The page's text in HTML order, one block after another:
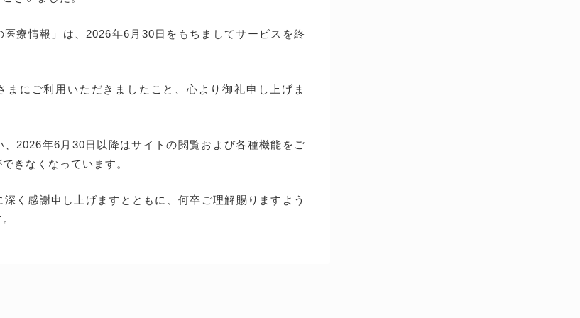
医療情報」は、2026年6月30日をもちましてサービスを終
まにご利用いただきましたこと、心より御礼申し上げま
、2026年6月30日以降はサイトの閲覧および各種機能をご
きなくなっています。
深く感謝申し上げますとともに、何卒ご理解賜りますよう